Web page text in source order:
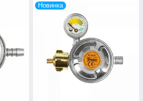
Новинка